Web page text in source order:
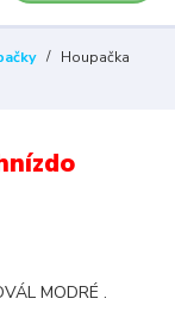
Houpačka